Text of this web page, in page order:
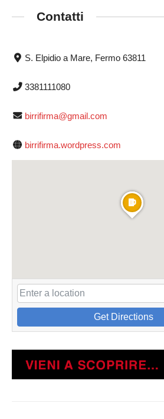
Contatti
S. Elpidio a Mare, Fermo 63811
3381111080
birrifirma@gmail.com
birrifirma.wordpress.com
Get Directions